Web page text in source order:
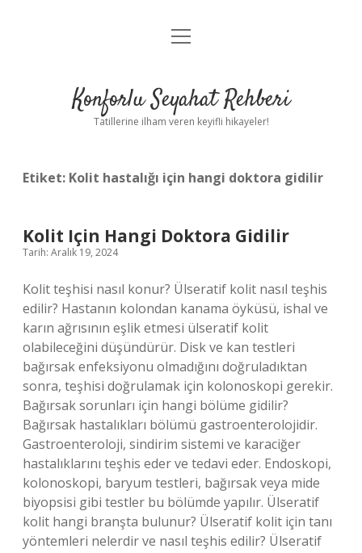
Anasayfa
Yasal Uyarı
menüyü
Konforlu Seyahat Rehberi
Tatillerine ilham veren keyifli hikayeler!
Etiket: Kolit hastalığı için hangi doktora gidilir
Kolit Için Hangi Doktora Gidilir
Tarih: Aralık 19, 2024
Kolit teşhisi nasıl konur? Ülseratif kolit nasıl teşhis
edilir? Hastanın kolondan kanama öyküsü, ishal ve
karın ağrısının eşlik etmesi ülseratif kolit
olabileceğini düşündürür. Disk ve kan testleri
bağırsak enfeksiyonu olmadığını doğruladıktan
sonra, teşhisi doğrulamak için kolonoskopi gerekir.
Bağırsak sorunları için hangi bölüme gidilir?
Bağırsak hastalıkları bölümü gastroenterolojidir.
Gastroenteroloji, sindirim sistemi ve karaciğer
hastalıklarını teşhis eder ve tedavi eder. Endoskopi,
kolonoskopi, baryum testleri, bağırsak veya mide
biyopsisi gibi testler bu bölümde yapılır. Ülseratif
kolit hangi branşta bulunur? Ülseratif kolit için tanı
yöntemleri nelerdir ve nasıl teşhis edilir? Ülseratif